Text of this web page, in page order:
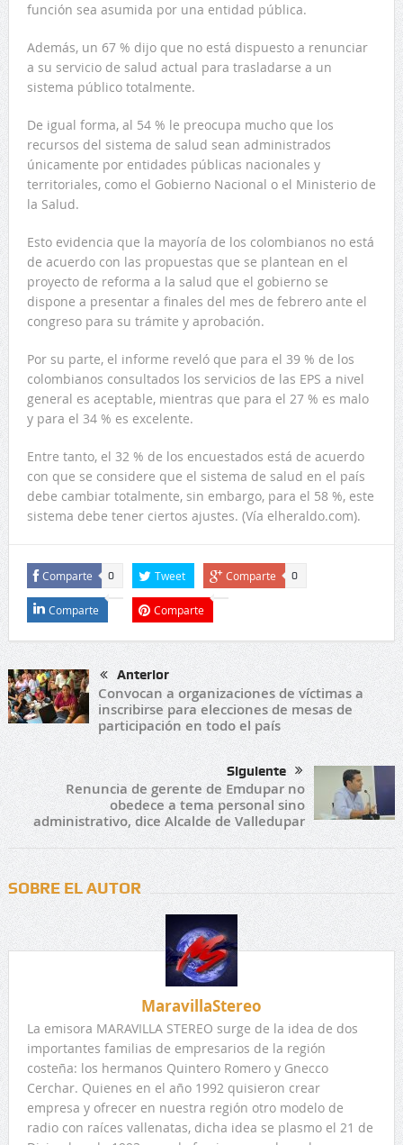
función sea asumida por una entidad pública.
Además, un 67 % dijo que no está dispuesto a renunciar
a su servicio de salud actual para trasladarse a un
sistema público totalmente.
De igual forma, al 54 % le preocupa mucho que los
recursos del sistema de salud sean administrados
únicamente por entidades públicas nacionales y
territoriales, como el Gobierno Nacional o el Ministerio de
la Salud.
Esto evidencia que la mayoría de los colombianos no está
de acuerdo con las propuestas que se plantean en el
proyecto de reforma a la salud que el gobierno se
dispone a presentar a finales del mes de febrero ante el
congreso para su trámite y aprobación.
Por su parte, el informe reveló que para el 39 % de los
colombianos consultados los servicios de las EPS a nivel
general es aceptable, mientras que para el 27 % es malo
y para el 34 % es excelente.
Entre tanto, el 32 % de los encuestados está de acuerdo
con que se considere que el sistema de salud en el país
debe cambiar totalmente, sin embargo, para el 58 %, este
sistema debe tener ciertos ajustes. (Vía elheraldo.com).
Comparte 0 Tweet Comparte 0
Comparte Comparte
Anterior
Convocan a organizaciones de víctimas a
inscribirse para elecciones de mesas de
participación en todo el país
Siguiente
Renuncia de gerente de Emdupar no
obedece a tema personal sino
administrativo, dice Alcalde de Valledupar
SOBRE EL AUTOR
MaravillaStereo
La emisora MARAVILLA STEREO surge de la idea de dos
importantes familias de empresarios de la región
costeña: los hermanos Quintero Romero y Gnecco
Cerchar. Quienes en el año 1992 quisieron crear
empresa y ofrecer en nuestra región otro modelo de
radio con raíces vallenatas, dicha idea se plasmo el 21 de